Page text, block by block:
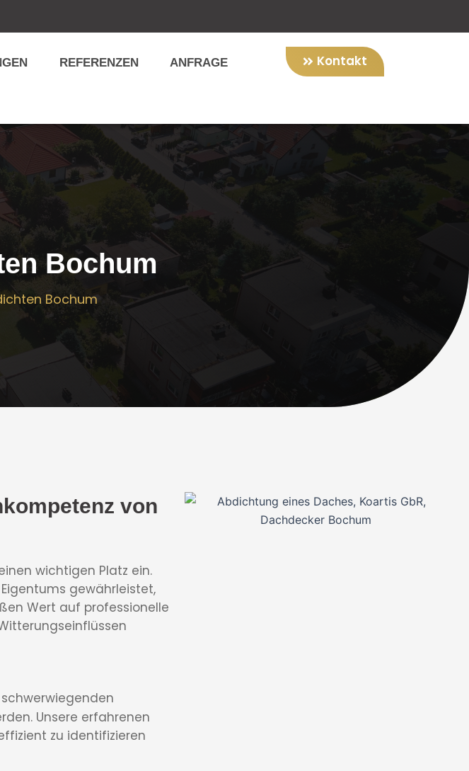
REFERENZEN ANFRAGE Kontakt
Bochum
Bochum
von
wichtigen Platz ein.
gewährleistet,
Wert auf professionelle
Unsere erfahrenen
zu identifizieren